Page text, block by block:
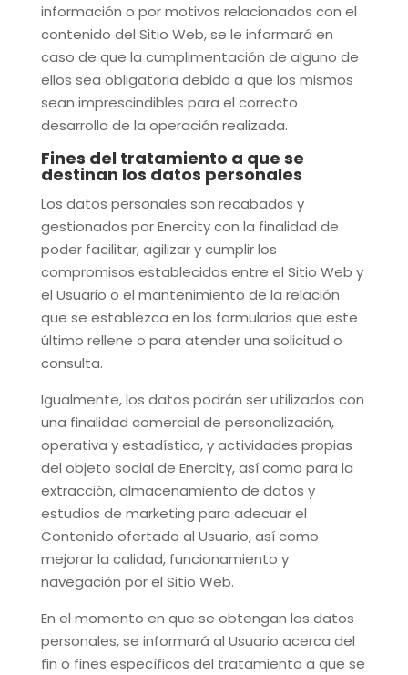
información o por motivos relacionados con el
contenido del Sitio Web, se le informará en
caso de que la cumplimentación de alguno de
ellos sea obligatoria debido a que los mismos
sean imprescindibles para el correcto
desarrollo de la operación realizada.
Fines del tratamiento a que se
destinan los datos personales
Los datos personales son recabados y
gestionados porEnercitycon la finalidad de
poder facilitar, agilizar y cumplir los
compromisos establecidos entre el Sitio Web y
el Usuario o el mantenimiento de la relación
que se establezca en los formularios que este
último rellene o para atender una solicitud o
consulta.
Igualmente, los datos podrán ser utilizados con
una finalidad comercial de personalización,
operativa y estadística, y actividades propias
del objeto social de Enercity, así como para la
extracción, almacenamiento de datos y
estudios de marketing para adecuar el
Contenido ofertado al Usuario, así como
mejorar la calidad, funcionamiento y
navegación por el Sitio Web.
En el momento en que se obtengan los datos
personales, se informará al Usuario acerca del
fin o fines específicos del tratamiento a que se